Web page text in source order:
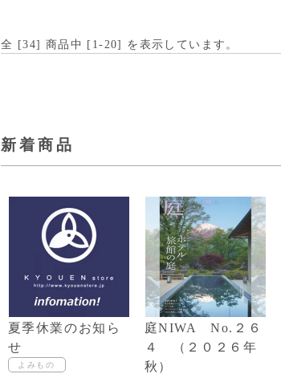
全 [34] 商品中 [ 1- 20] を表示しています。
新着商品
夏季休業のお知ら
せ
庭NIWA No.２６
４ （２０２６年
秋）